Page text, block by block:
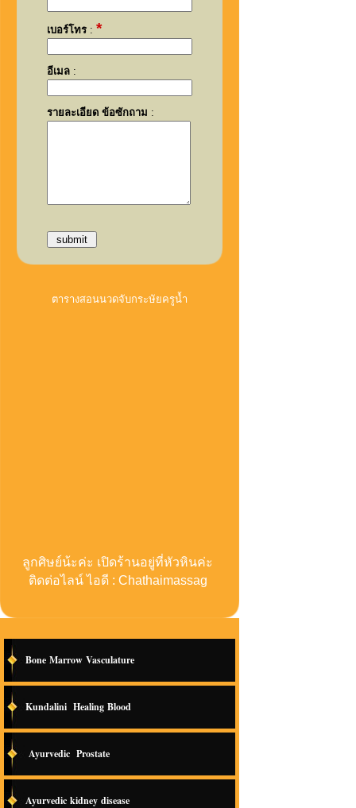
เบอร์โทร : *
อีเมล :
รายละเอียด ข้อซักถาม :
ตารางสอนนวดจับกระษัยครูน้ำ
ลูกศิษย์น้ะค่ะ เปิดร้านอยู่ที่หัวหินค่ะ
ติดต่อไลน์ ไอดี : Chathaimassag
Bone Marrow Vasculature
Kundalini Healing Blood
Ayurvedic Prostate
Ayurvedic kidney disease